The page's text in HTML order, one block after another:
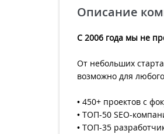
Описание
С 2006 года мы не
От небольших
возможно для
• 450+ проектов с
• ТОП-50 SEO-
• ТОП-35